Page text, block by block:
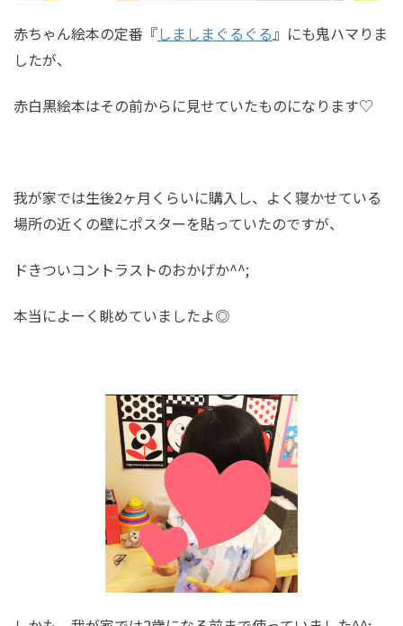
赤ちゃん絵本の定番『しましまぐるぐる』にも鬼ハマりま
したが、
赤白黒絵本はその前からに見せていたものになります♡
我が家では生後2ヶ月くらいに購入し、よく寝かせている
場所の近くの壁にポスターを貼っていたのですが、
ドきついコントラストのおかげか^^;
本当によーく眺めていましたよ◎